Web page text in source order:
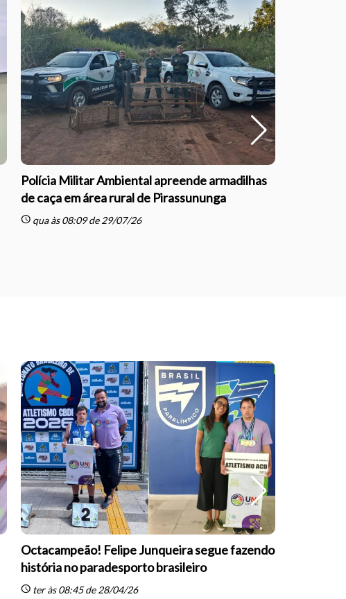
Polícia Militar Ambiental apreende armadilhas
de caça em área rural de Pirassununga
schedule qua às 08:09 de 29/07/26
Octacampeão! Felipe Junqueira segue fazendo
história no paradesporto brasileiro
schedule ter às 08:45 de 28/04/26